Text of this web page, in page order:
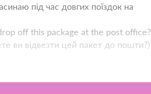
під час довгих поїздок на
off this package at the post office?
ви відвезти цей пакет до пошти?)